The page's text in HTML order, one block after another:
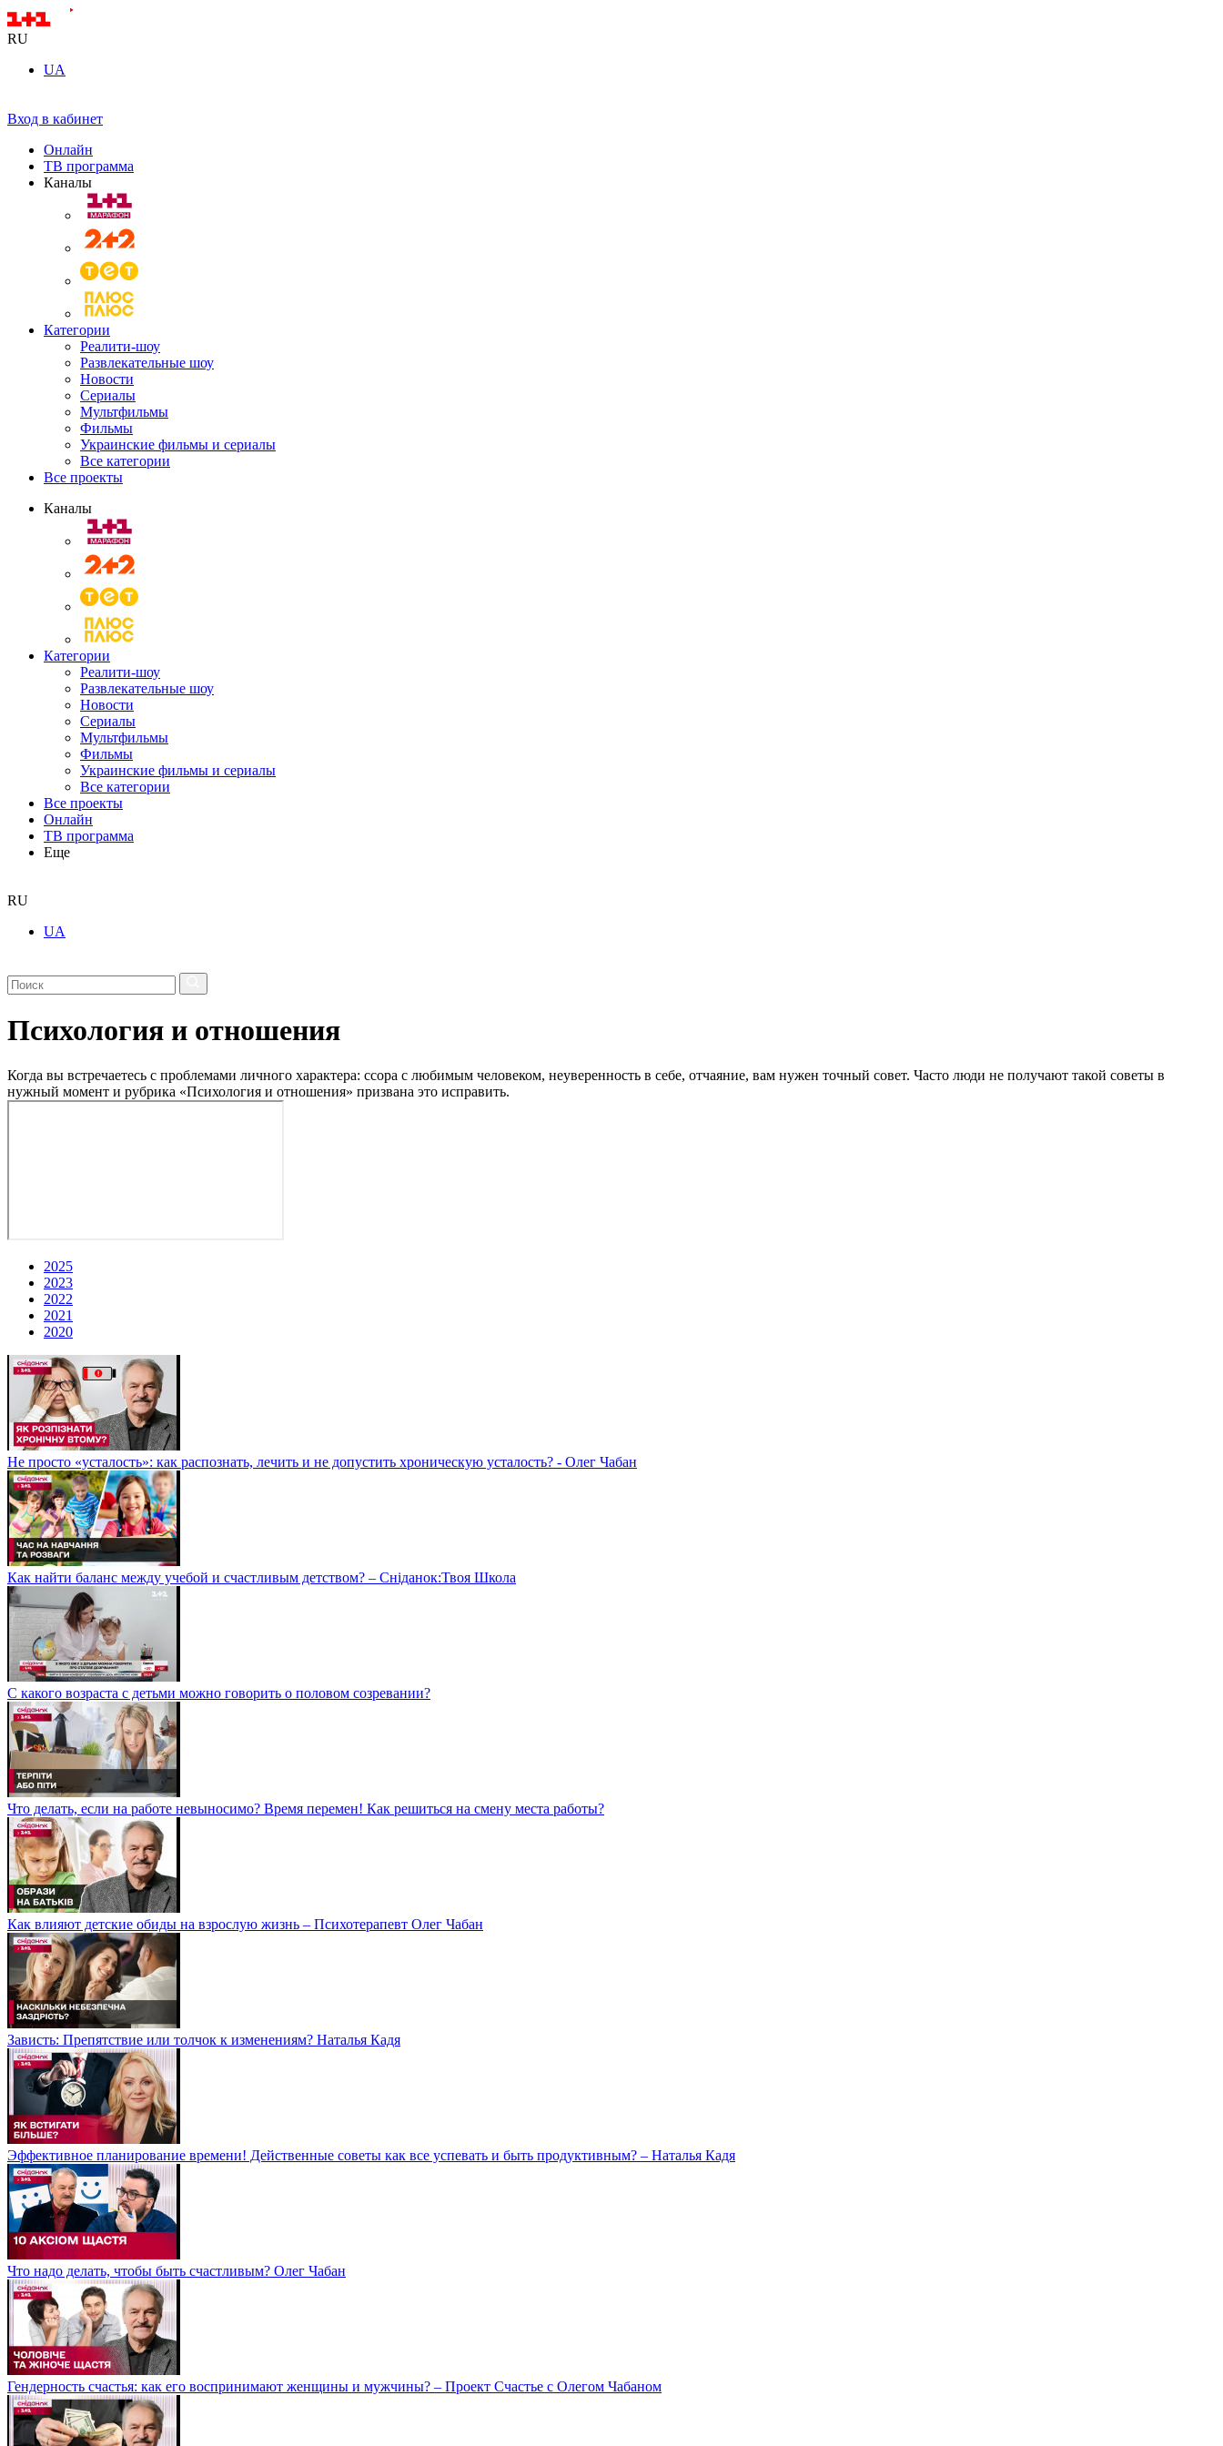
RU
UA
Вход в кабинет
Онлайн
ТВ программа
Каналы
Категории
Реалити-шоу
Развлекательные шоу
Новости
Сериалы
Мультфильмы
Фильмы
Украинские фильмы и сериалы
Все категории
Все проекты
Каналы
Категории
Реалити-шоу
Развлекательные шоу
Новости
Сериалы
Мультфильмы
Фильмы
Украинские фильмы и сериалы
Все категории
Все проекты
Онлайн
ТВ программа
Еще
RU
UA
Психология и отношения
Когда вы встречаетесь с проблемами личного характера: ссора с любимым человеком, неуверенность в себе, отчаяние, вам нужен точный совет. Часто люди не получают такой советы в
нужный момент и рубрика «Психология и отношения» призвана это исправить.
2025
2023
2022
2021
2020
Не просто «усталость»: как распознать, лечить и не допустить хроническую усталость? - Олег Чабан
Как найти баланс между учебой и счастливым детством? – Сніданок:Твоя Школа
С какого возраста с детьми можно говорить о половом созревании?
Что делать, если на работе невыносимо? Время перемен! Как решиться на смену места работы?
Как влияют детские обиды на взрослую жизнь – Психотерапевт Олег Чабан
Зависть: Препятствие или толчок к изменениям? Наталья Кадя
Эффективное планирование времени! Действенные советы как все успевать и быть продуктивным? – Наталья Кадя
Что надо делать, чтобы быть счастливым? Олег Чабан
Гендерность счастья: как его воспринимают женщины и мужчины? – Проект Счастье с Олегом Чабаном